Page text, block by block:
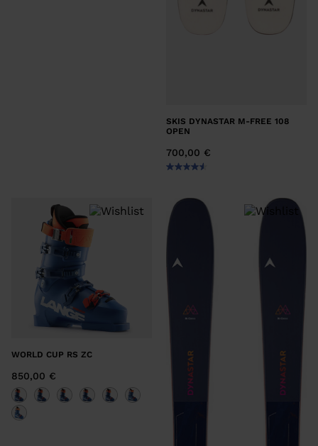
SKIS DYNASTAR M-FREE 108
OPEN
700,00 €
WORLD CUP RS ZC
850,00 €